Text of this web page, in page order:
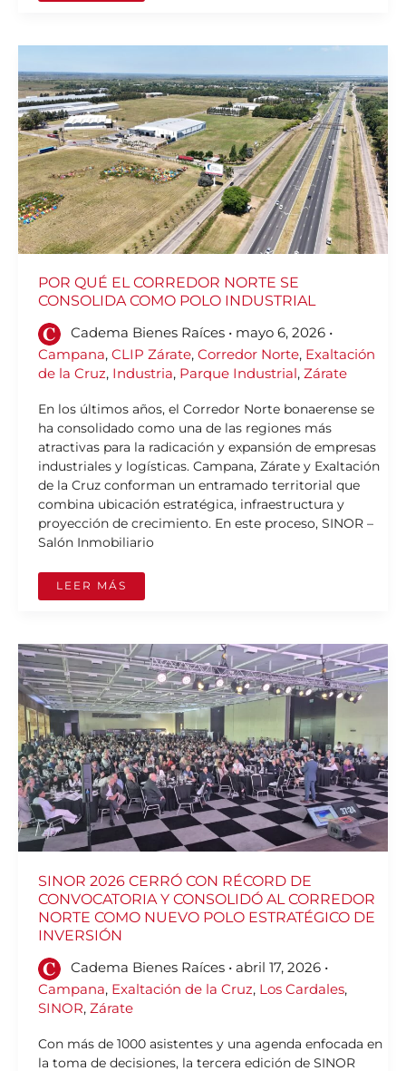
POR QUÉ EL CORREDOR NORTE SE
CONSOLIDA COMO POLO INDUSTRIAL
Cadema Bienes Raíces • mayo 6, 2026 •
Campana, CLIP Zárate, Corredor Norte, Exaltación
de la Cruz, Industria, Parque Industrial , Zárate
En los últimos años, el Corredor Norte bonaerense se
ha consolidado como una de las regiones más
atractivas para la radicación y expansión de empresas
industriales y logísticas. Campana, Zárate y Exaltación
de la Cruz conforman un entramado territorial que
combina ubicación estratégica, infraestructura y
proyección de crecimiento. En este proceso, SINOR –
Salón Inmobiliario
POR
EL
CORREDOR
NORTE
SE
CONSOLIDA
COMO
POLO
INDUSTRIAL
LEER MÁS
SINOR 2026 CERRÓ CON RÉCORD DE
CONVOCATORIA Y CONSOLIDÓ AL CORREDOR
NORTE COMO NUEVO POLO ESTRATÉGICO DE
INVERSIÓN
Cadema Bienes Raíces •abril 17, 2026 •
Campana, Exaltación de la Cruz, Los Cardales,
SINOR, Zárate
Con más de 1000 asistentes y una agenda enfocada en
la toma de decisiones, la tercera edición de SINOR
SINOR
2026
CERRÓ
CON
RÉCORD
DE
CONVOCATORIA
CONSOLIDÓ
AL
CORREDOR
NORTE
COMO
NUEVO
POLO
ESTRATÉGICO
DE
INVERSIÓN